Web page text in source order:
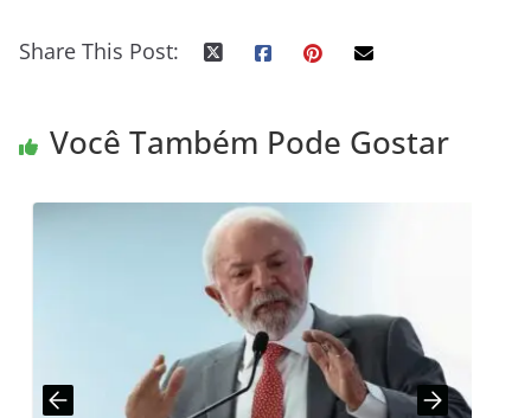
Share This Post:
Você Também Pode Gostar